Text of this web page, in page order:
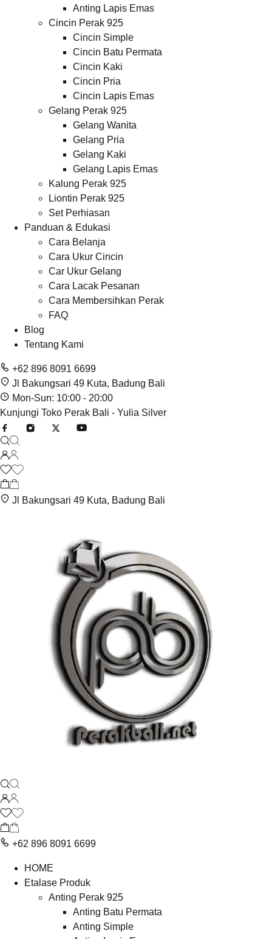
Anting Lapis Emas
Cincin Perak 925
Cincin Simple
Cincin Batu Permata
Cincin Kaki
Cincin Pria
Cincin Lapis Emas
Gelang Perak 925
Gelang Wanita
Gelang Pria
Gelang Kaki
Gelang Lapis Emas
Kalung Perak 925
Liontin Perak 925
Set Perhiasan
Panduan & Edukasi
Cara Belanja
Cara Ukur Cincin
Car Ukur Gelang
Cara Lacak Pesanan
Cara Membersihkan Perak
FAQ
Blog
Tentang Kami
+62 896 8091 6699
Jl Bakungsari 49 Kuta, Badung Bali
Mon-Sun: 10:00 - 20:00
Kunjungi Toko Perak Bali - Yulia Silver
Jl Bakungsari 49 Kuta, Badung Bali
+62 896 8091 6699
HOME
Etalase Produk
Anting Perak 925
Anting Batu Permata
Anting Simple